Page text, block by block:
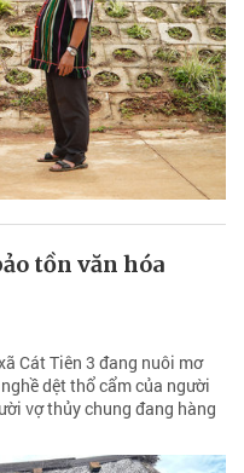
tồn văn hóa
Cát Tiên 3 đang nuôi mơ
dệt thổ cẩm của người
vợ thủy chung đang hàng